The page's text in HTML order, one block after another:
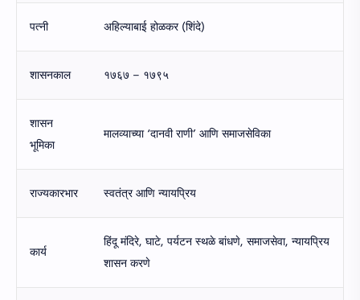
पत्नी अहिल्याबाई होळकर (शिंदे)
शासनकाल १७६७ – १७९५
शासन
भूमिका
मालव्याच्या ‘दानवी राणी’ आणि समाजसेविका
राज्यकारभार स्वतंत्र आणि न्यायप्रिय
कार्य
हिंदू मंदिरे, घाटे, पर्यटन स्थळे बांधणे, समाजसेवा, न्यायप्रिय
शासन करणे